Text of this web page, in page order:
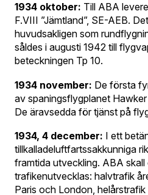
1934 oktober: Till ABA
F.VIII ”Jämtland”, SE-AEB.
huvudsakligen som
såldes i augusti 1942 till
beteckningen Tp 10.
1934 november: De första
av spaningsflygplanet
De äravsedda för tjänst på
1934, 4 december: I ett
tillkalladeluftfartssakkunniga
framtida utveckling. ABA
trafikenutvecklas: halvtrafik
Paris och London,